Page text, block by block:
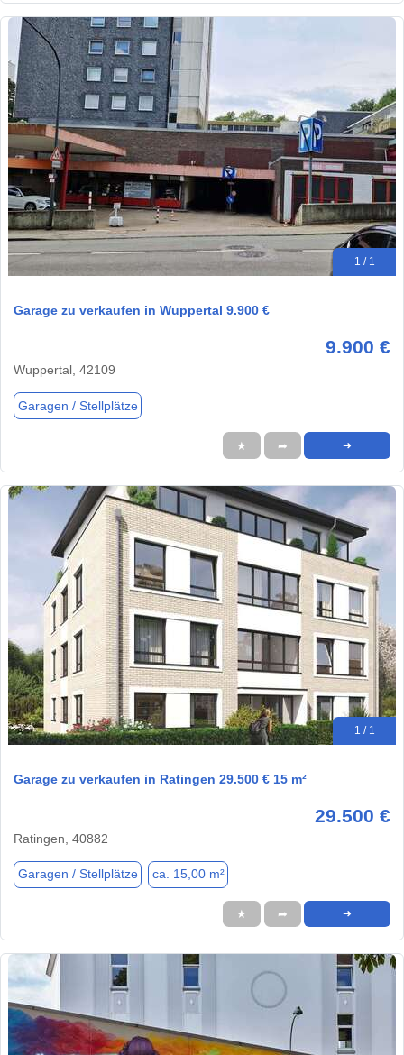
1 / 1
Garage zu verkaufen in Wuppertal 9.900 €
9.900 €
Wuppertal, 42109
Garagen / Stellplätze
★ ➦ ➜
1 / 1
Garage zu verkaufen in Ratingen 29.500 € 15 m²
29.500 €
Ratingen, 40882
Garagen / Stellplätze ca. 15,00 m²
★ ➦ ➜